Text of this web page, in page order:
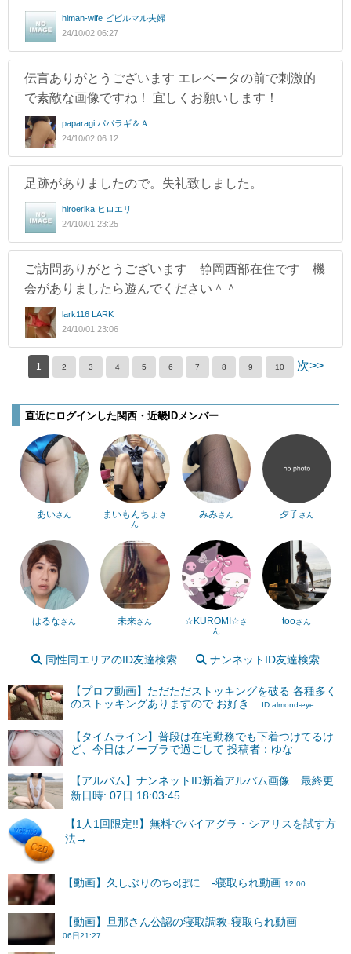
himan-wife ビビルマル夫婦
24/10/02 06:27
伝言ありがとうございます エレベータの前で刺激的
で素敵な画像ですね！ 宜しくお願いします！
paparagi パパラギ＆Ａ
24/10/02 06:12
足跡がありましたので。失礼致しました。
hiroerika ヒロエリ
24/10/01 23:25
ご訪問ありがとうございます 静岡西部在住です 機
会がありましたら遊んでください＾＾
lark116 LARK
24/10/01 23:06
1 2 3 4 5 6 7 8 9 10 次>>
直近にログインした関西・近畿IDメンバー
あいさん まいもんちょ さ
ん
みみさん 夕子さん
はるなさん 未来さん ☆KUROMI☆さ
ん
tooさん
同性同エリアのID友達検索 ナンネットID友達検索
【プロフ動画】ただただストッキングを破る 各種多く
のストッキングありますので お好き...
ID:almond-eye
【タイムライン】普段は在宅勤務でも下着つけてるけ
ど、今日はノーブラで過ごして 投稿者：ゆな
【アルバム】ナンネットID新着アルバム画像 最終更
新日時: 07日 18:03:45